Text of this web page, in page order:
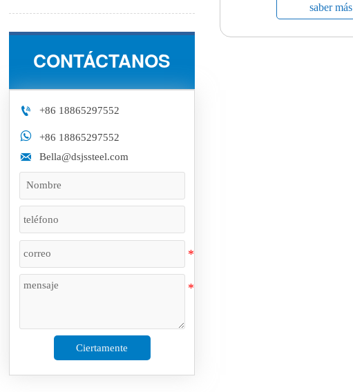
CONTÁCTANOS
 +86 18865297552
 +86 18865297552
 Bella@dsjssteel.com
Ciertamente
saber más